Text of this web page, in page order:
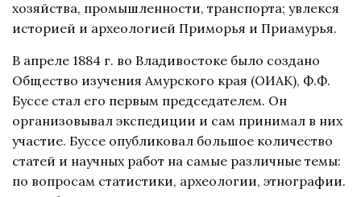
хозяйства, промышленности, транспорта; увлекся
историей и археологией Приморья и Приамурья.
В апреле 1884 г. во Владивостоке было создано
Общество изучения Амурского края (ОИАК), Ф.Ф.
Буссе стал его первым председателем. Он
организовывал экспедиции и сам принимал в них
участие. Буссе опубликовал большое количество
статей и научных работ на самые различные темы:
по вопросам статистики, археологии, этнографии.